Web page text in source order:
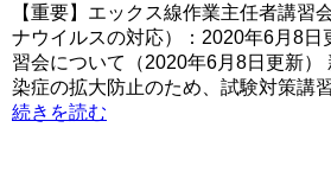
【重要】エックス線作業主任者講習
ナウイルスの対応）：2020年6月8日
習会について（2020年6月8日更新）
染症の拡大防止のため、試験対策講
続きを読む